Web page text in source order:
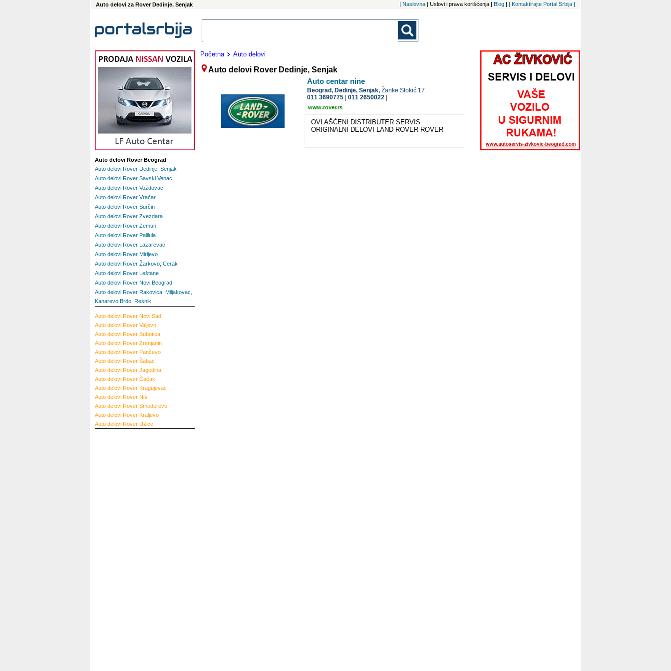
Auto delovi za Rover Dedinje, Senjak | Naslovna | Uslovi i prava korišćenja | Blog | | Kontaktirajte Portal Srbija |
Početna Auto delovi
Auto delovi Rover Dedinje, Senjak
Auto centar nine
Beograd, Dedinje, Senjak,Žanke Stokić 17
011 3690775 |011 2650022
www.rover.rs
OVLAŠĆENI DISTRIBUTER SERVIS
ORIGINALNI DELOVI LAND ROVER ROVER
Auto delovi Rover Beograd
Auto delovi Rover Dedinje, Senjak
Auto delovi Rover Savski Venac
Auto delovi Rover Voždovac
Auto delovi Rover Vračar
Auto delovi Rover Surčin
Auto delovi Rover Zvezdara
Auto delovi Rover Zemun
Auto delovi Rover Palilula
Auto delovi Rover Lazarevac
Auto delovi Rover Mirijevo
Auto delovi Rover Žarkovo, Cerak
Auto delovi Rover Leštane
Auto delovi Rover Novi Beograd
Auto delovi Rover Rakovica, Miljakovac,
Kanarevo Brdo, Resnik
Auto delovi Rover Novi Sad
Auto delovi Rover Valjevo
Auto delovi Rover Subotica
Auto delovi Rover Zrenjanin
Auto delovi Rover Pančevo
Auto delovi Rover Šabac
Auto delovi Rover Jagodina
Auto delovi Rover Čačak
Auto delovi Rover Kragujevac
Auto delovi Rover Niš
Auto delovi Rover Smederevo
Auto delovi Rover Kraljevo
Auto delovi Rover Užice